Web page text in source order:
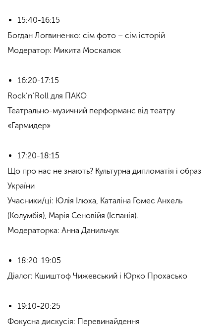
15:40-16:15
Богдан Логвиненко: сім фото – сім історій
Модератор: Микита Москалюк
16:20-17:15
Rock’n’Roll для ПАКО
Театрально-музичний перформанс від театру
«Гармидер»
17:20-18:15
Що про нас не знають? Культурна дипломатія і образ
України
Учасники/ці: Юлія Ілюха, Каталіна Гомес Анхель
(Колумбія), Марія Сеновійя (Іспанія).
Модераторка: Анна Данильчук
18:20-19:05
Діалог: Кшиштоф Чижевський і Юрко Прохасько
19:10-20:25
Фокусна дискусія: Перевинайдення